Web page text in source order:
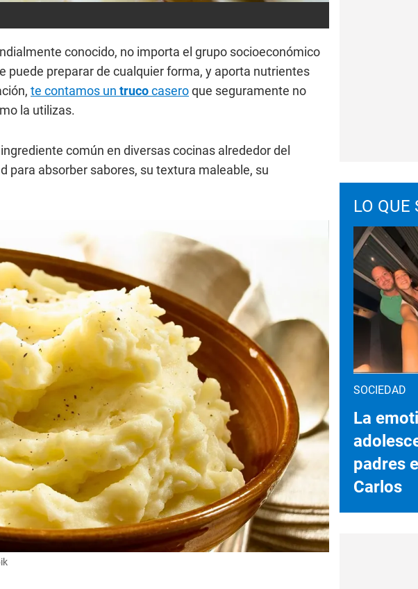
conocido, no importa el grupo socioeconómico
puede preparar de cualquier forma, y aporta nutrientes
te contamos un trucocaseroque seguramente no
la utilizas.
común en diversas cocinas alrededor del
para absorber sabores, su textura maleable, su
LO QUE
SOCIEDAD
La
padres
Carlos